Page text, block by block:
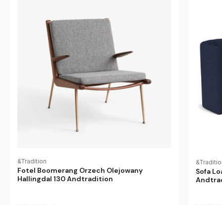
&Tradition
Fotel Boomerang Orzech Olejowany
Hallingdal 130 Andtradition
Sofa